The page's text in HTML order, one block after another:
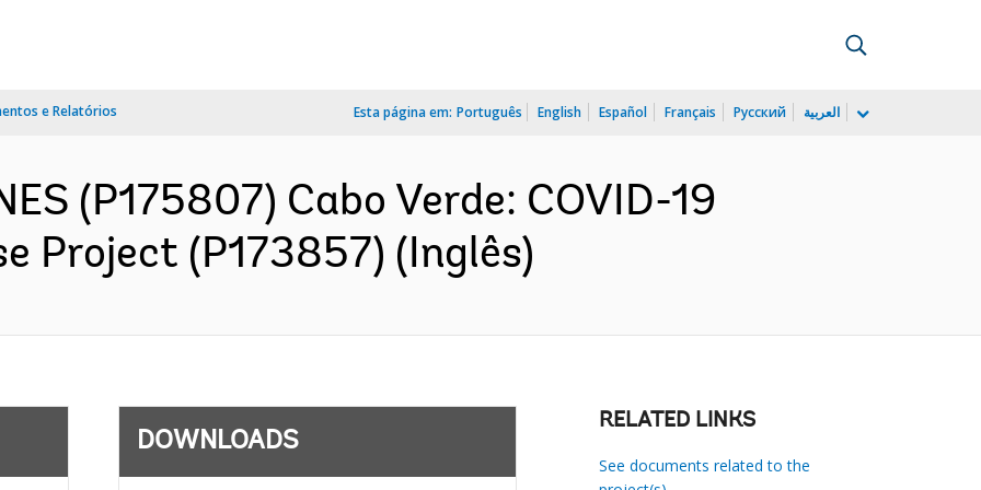
e Relatórios Esta página em: Português English Español Français Русский العربية
(P175807) Cabo Verde: COVID-19
Project (P173857) (Inglês)
DOWNLOADS
RELATED LINKS
See documents related to the